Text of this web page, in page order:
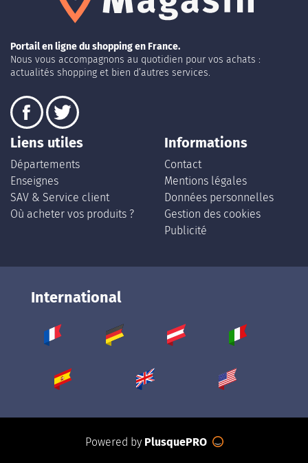
Portail en ligne du shopping en France.
Nous vous accompagnons au quotidien pour vos achats :
actualités shopping et bien d’autres services.
Liens utiles
Départements
Enseignes
SAV & Service client
Où acheter vos produits ?
Informations
Contact
Mentions légales
Données personnelles
Gestion des cookies
Publicité
International
Powered by PlusquePRO